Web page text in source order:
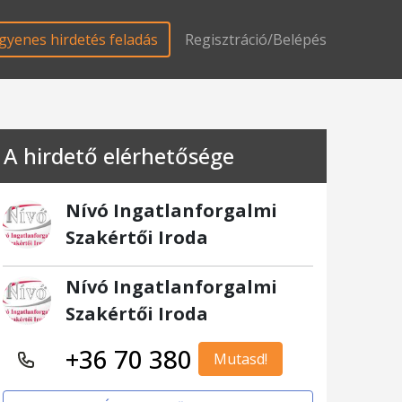
hirdetés feladás Regisztráció/Belépés
A hirdető elérhetősége
Nívó Ingatlanforgalmi
Szakértői Iroda
Nívó Ingatlanforgalmi
Szakértői Iroda
+36 70 380 Mutasd!